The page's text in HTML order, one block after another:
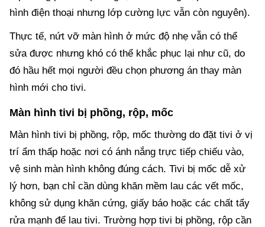
hình điện thoại nhưng lớp cường lực vẫn còn nguyên).
Thực tế, nứt vỡ màn hình ở mức độ nhẹ vẫn có thể
sửa được nhưng khó có thể khắc phục lại như cũ, do
đó hầu hết mọi người đều chọn phương án thay màn
hình mới cho tivi.
Màn hình tivi bị phồng, rộp, mốc
Màn hình tivi bị phồng, rộp, mốc thường do đặt tivi ở vị
trí ẩm thấp hoặc nơi có ánh nắng trực tiếp chiếu vào,
vệ sinh màn hình không đúng cách. Tivi bị mốc dễ xử
lý hơn, bạn chỉ cần dùng khăn mềm lau các vết mốc,
không sử dụng khăn cứng, giấy báo hoặc các chất tẩy
rửa mạnh để lau tivi. Trường hợp tivi bị phồng, rộp cần